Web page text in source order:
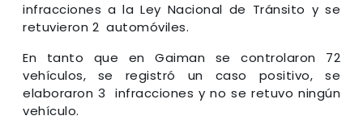
infracciones a la Ley Nacional de Tránsito y se
retuvieron 2 automóviles.
En tanto que en Gaiman se controlaron 72
vehículos, se registró un caso positivo, se
elaboraron 3 infracciones y no se retuvo ningún
vehículo.